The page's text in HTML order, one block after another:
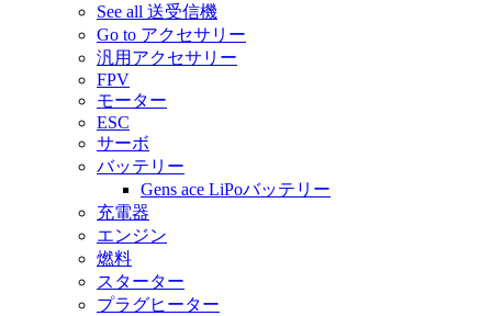
See all 送受信機
Go to アクセサリー
汎用アクセサリー
FPV
モーター
ESC
サーボ
バッテリー
Gens ace LiPoバッテリー
充電器
エンジン
燃料
スターター
プラグヒーター